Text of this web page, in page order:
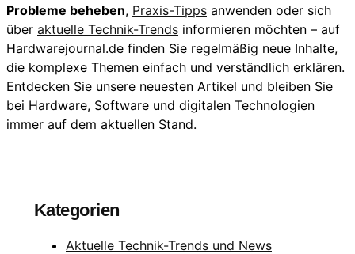
Probleme beheben, Praxis-Tipps anwenden oder sich
über aktuelle Technik-Trends informieren möchten – auf
Hardwarejournal.de finden Sie regelmäßig neue Inhalte,
die komplexe Themen einfach und verständlich erklären.
Entdecken Sie unsere neuesten Artikel und bleiben Sie
bei Hardware, Software und digitalen Technologien
immer auf dem aktuellen Stand.
Kategorien
Aktuelle Technik-Trends und News